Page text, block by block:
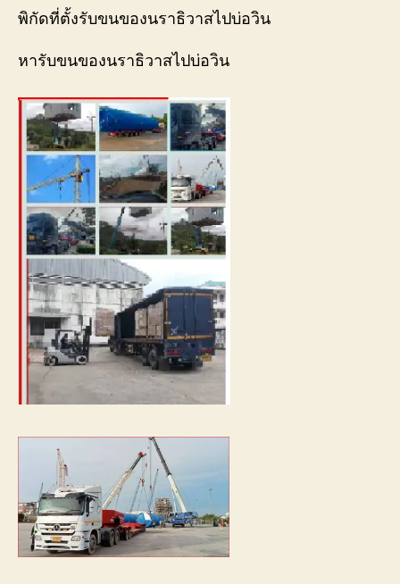
พิกัดที่ตั้งรับขนของนราธิวาสไปบ่อวิน
หารับขนของนราธิวาสไปบ่อวิน